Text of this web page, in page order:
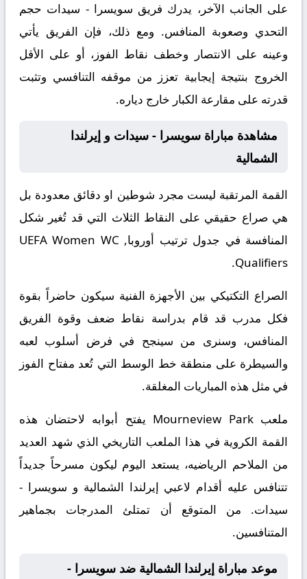
على الجانب الآخر، يدرك فريق سويسرا - سيدات حجم
التحدي وصعوبة المنافس. ومع ذلك، فإن الفريق يأتي
وعينه على الانتصار وخطف نقاط الفوز، أو على الأقل
الخروج بنتيجة إيجابية تعزز من موقفه التنافسي وتثبت
قدرته على مقارعة الكبار خارج دياره.
مشاهدة مباراة سويسرا - سيدات و إيرلندا
الشمالية
القمة المرتقبة ليست مجرد شوطين او دقائق معدودة بل
هي صراع حقيقي على النقاط الثلاث التي قد تُغير شكل
المنافسة في جدول ترتيب أوروبا, UEFA Women WC
Qualifiers.
الصراع التكتيكي بين الأجهزة الفنية سيكون حاضراً بقوة
فكل مدرب قد قام بدراسة نقاط ضعف وقوة الفريق
المنافس، وسنرى من سينجح في فرض أسلوب لعبه
والسيطرة على منطقة خط الوسط التي تُعد مفتاح الفوز
في مثل هذه المباريات المغلقة.
ملعب Mourneview Park يفتح أبوابه لاحتضان هذه
القمة الكروية في هذا الملعب التاريخي الذي شهد العديد
من الملاحم الرياضيه، يستعد اليوم ليكون مسرحاً جديداً
تتنافس عليه أقدام لاعبي إيرلندا الشمالية و سويسرا -
سيدات. من المتوقع أن تمتلئ المدرجات بجماهير
المتنافسين.
موعد مباراة إيرلندا الشمالية ضد سويسرا -